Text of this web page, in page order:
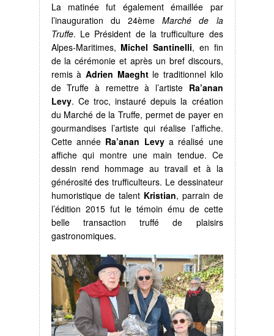
La matinée fut également émaillée par
l’inauguration du 24èmeMarché de la
Truffe. Le Président de la trufficulture des
Alpes-Maritimes, Michel Santinelli, en fin
de la cérémonie et après un bref discours,
remis à Adrien Maeght le traditionnel kilo
de Truffe à remettre à l’artiste Ra’anan
Levy. Ce troc, instauré depuis la création
du Marché de la Truffe, permet de payer en
gourmandises l’artiste qui réalise l’affiche.
Cette année Ra’anan Levy a réalisé une
affiche qui montre une main tendue. Ce
dessin rend hommage au travail et à la
générosité des trufficulteurs. Le dessinateur
humoristique de talent Kristian, parrain de
l’édition 2015 fut le témoin ému de cette
belle transaction truffé de plaisirs
gastronomiques.